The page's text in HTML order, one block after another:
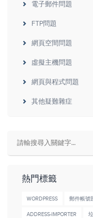
電子郵件問題
FTP問題
網頁空間問題
虛擬主機問題
網頁與程式問題
其他疑難雜症
熱門標籤
WORDPRESS 郵件帳號
ADDRESS-IMPORTER